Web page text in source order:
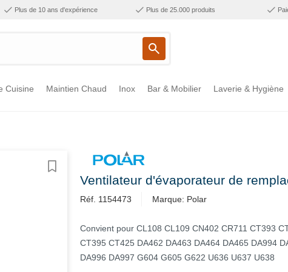
Plus de 10 ans d'expérience Plus de 25.000 produits
Cuisine Maintien Chaud Inox Bar & Mobilier Laverie & Hygiène
Ventilateur d'évaporateur de
Réf. 1154473 Marque: Polar
Convient pour CL108 CL109 CN402 CR711 CT393
CT395 CT425 DA462 DA463 DA464 DA465 DA994
DA996 DA997 G604 G605 G622 U636 U637 U638